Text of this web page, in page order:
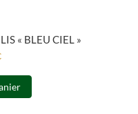
« BLEU CIEL »